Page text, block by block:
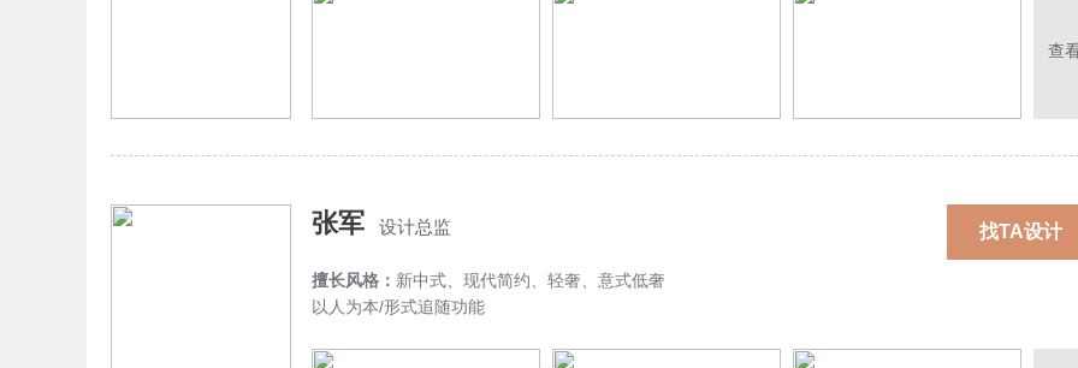
查
张军 设计总监 找TA设计
擅长风格： 新中式、现代简约、轻奢、意式低奢
以人为本/形式追随功能